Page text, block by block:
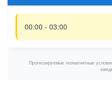
00:00 - 03:00
Прогнозируемые геомагнитные